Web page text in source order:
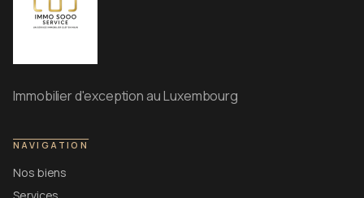
Immobilier d'exception au Luxembourg
NAVIGATION
Nos biens